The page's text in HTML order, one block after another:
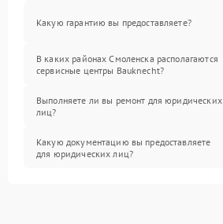
Какую гарантию вы предоставляете?
В каких районах Смоленска располагаются
сервисные центры Bauknecht?
Выполняете ли вы ремонт для юридических
лиц?
Какую документацию вы предоставляете
для юридических лиц?